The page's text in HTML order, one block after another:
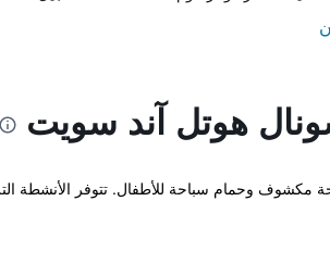
هوتل آند سويت
مكشوف وحمام سباحة للأطفال. تتوفر الأنشطة